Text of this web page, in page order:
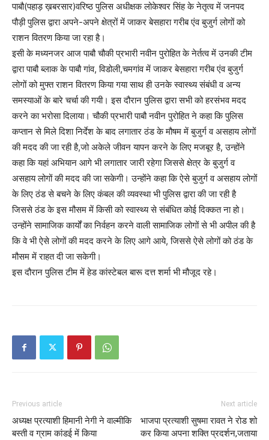
पाबौ(पहाड़ ख़बरसार)वरिष्ठ पुलिस अधीक्षक लोकेश्वर सिंह के नेतृत्व में जनपद
पौड़ी पुलिस द्वारा अपने-अपने क्षेत्रों में जाकर बेसहारा गरीब एंव बुजुर्ग लोगों को
राशन वितरण किया जा रहा है।
इसी के मध्यनजर आज पाबौ चौकी प्रभारी नवीन पुरोहित के नेर्तत्व में उनकी टीम
द्वारा पाबौ ब्लाक के पाबौ गांव, विडोली,चमगांव में जाकर बेसहारा गरीब एंव बुजुर्ग
लोगों को मुफ्त राशन वितरण किया गया साथ ही उनके स्वास्थ्य संबंधी व अन्य
समस्याओं के बारे चर्चा की गयी। इस दौरान पुलिस द्वारा सभी को हरसंभव मदद
करने का भरोसा दिलाया। चौकी प्रभारी पाबौ नवीन पुरोहित ने कहा कि पुलिस
कप्तान से मिले दिशा निर्देश के बाद लगातार ठंड के मौषम में बुजुर्ग व असहाय लोगों
की मदद की जा रही है,जो अकेले जीवन यापन करने के लिए मजबूर है, उन्होंने
कहा कि यहां अभियान आगे भी लगातार जारी रहेगा जिससे क्षेत्र के बुजुर्ग व
असहाय लोगों की मदद की जा सकेगी। उन्होंने कहा कि ऐसे बुजुर्ग व असहाय लोगों
के लिए ठंड से बचने के लिए कंबल की व्यवस्था भी पुलिस द्वारा की जा रही है
जिससे ठंड के इस मौसम में किसी को स्वास्थ्य से संबंधित कोई दिक्कत ना हो।
उन्होंने सामाजिक कार्यों का निर्वहन करने वाली सामाजिक लोगों से भी अपील की है
कि वे भी ऐसे लोगों की मदद करने के लिए आगे आये, जिससे ऐसे लोगों को ठंड के
मौसम में राहत दी जा सकेगी।
इस दौरान पुलिस टीम में हेड कांस्टेबल बारू दत्त शर्मा भी मौजूद रहे।
Previous article
अध्यक्ष प्रत्याशी हिमानी नेगी ने वाल्मीकि
बस्ती व ग्राम कांडई में किया
Next article
भाजपा प्रत्याशी सुषमा रावत ने रोड शो
कर किया अपना शक्ति प्रदर्शन,जताया